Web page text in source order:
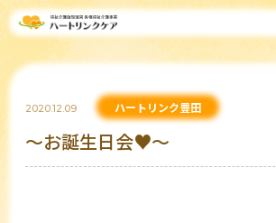
2020.12.09 ハートリンク豊田
～お誕生日会♥～